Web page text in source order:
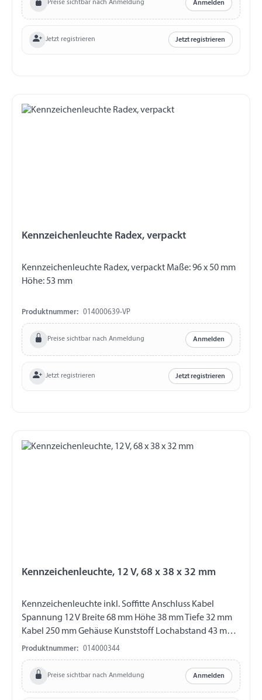
Preise sichtbar nach Anmeldung Anmelden
Jetzt registrieren Jetzt registrieren
Kennzeichenleuchte Radex, verpackt
Kennzeichenleuchte Radex, verpackt Maße: 96 x 50 mm
Höhe: 53 mm
Produktnummer: 014000639-VP
Preise sichtbar nach Anmeldung Anmelden
Jetzt registrieren Jetzt registrieren
Kennzeichenleuchte, 12 V, 68 x 38 x 32 mm
Kennzeichenleuchte inkl. Soffitte Anschluss Kabel
Spannung 12 V Breite 68 mm Höhe 38 mm Tiefe 32 mm
Kabel 250 mm Gehäuse Kunststoff Lochabstand 43 mm
Zertifizierung E11
Produktnummer: 014000344
Preise sichtbar nach Anmeldung Anmelden